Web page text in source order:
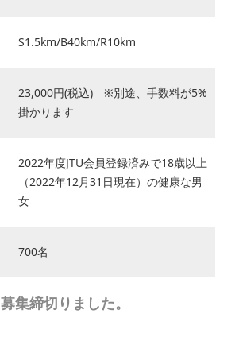
S1.5km/B40km/R10km
23,000円(税込) ※別途、手数料が5%
掛かります
2022年度JTU会員登録済みで18歳以上
（2022年12月31日現在）の健康な男
女
700名
募集締切りました。